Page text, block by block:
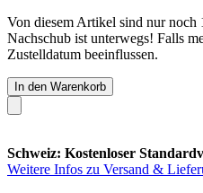
Von diesem Artikel sind nur noch
Nachschub ist unterwegs! Falls
Zustelldatum beeinflussen.
In den Warenkorb
Schweiz: Kostenloser
Weitere Infos zu Versand &